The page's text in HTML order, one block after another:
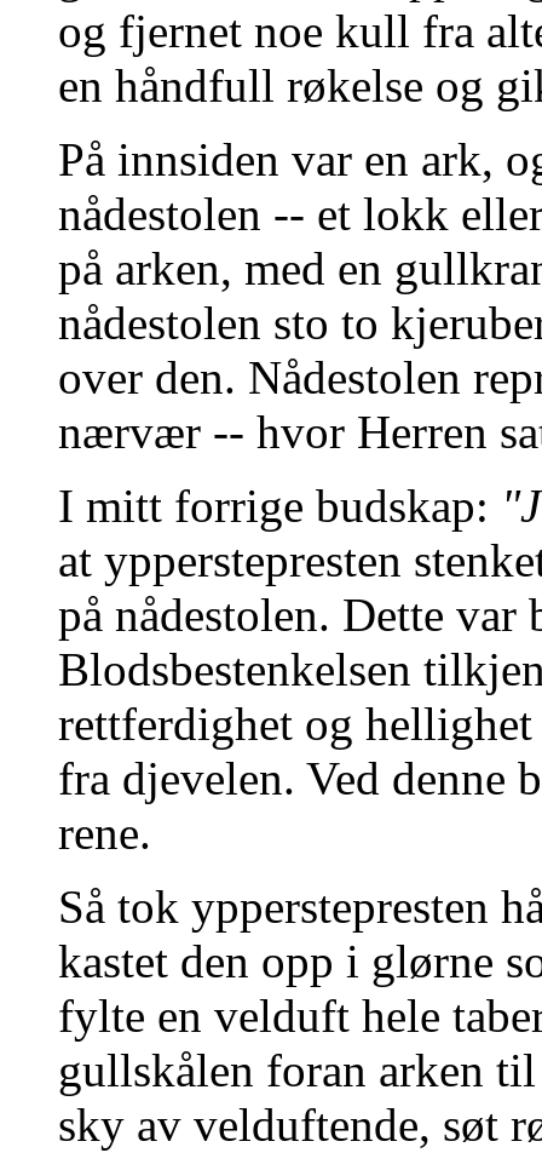
og fjernet noe kull fra
en håndfull røkelse og
På innsiden var en ark,
nådestolen -- et lokk
på arken, med en
nådestolen sto to
over den. Nådestolen
nærvær -- hvor Herren
I mitt forrige budskap:
at ypperstepresten
på nådestolen. Dette
Blodsbestenkelsen
rettferdighet og
fra djevelen. Ved denne
rene.
Så tok ypperstepresten
kastet den opp i glørne
fylte en velduft hele
gullskålen foran arken
sky av velduftende, søt